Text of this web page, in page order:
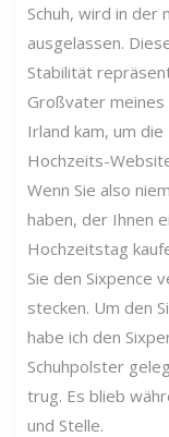
Schuh, wird in
ausgelassen.
Stabilität
Großvater meines
Irland kam, um
Hochzeits-
Wenn Sie also
haben, der Ihnen
Hochzeitstag
Sie den Sixpence
stecken. Um den
habe ich den
Schuhpolster
trug. Es blieb
und Stelle.